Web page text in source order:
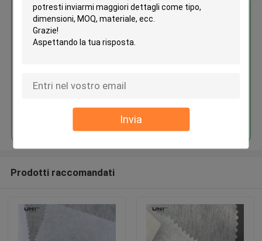
Invia
Prodotto scrivente tra riga e
riga non intessuto del nylon del
Prodotti raccomandati